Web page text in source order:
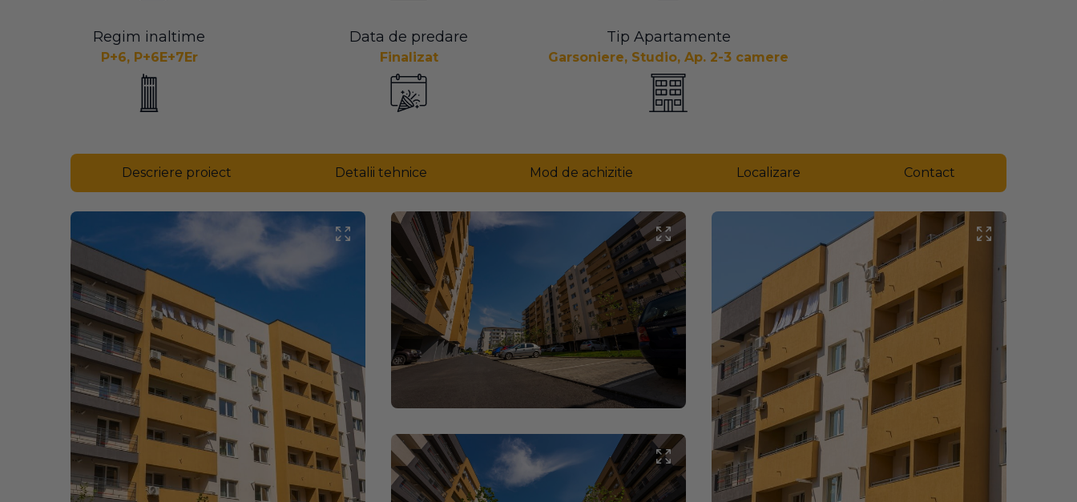
Regim inaltime
P+6, P+6E+7Er
Data de predare
Finalizat
Tip Apartamente
Garsoniere, Studio, Ap. 2-3 camere
Descriere proiect Detalii tehnice Mod de achizitie Localizare Contact